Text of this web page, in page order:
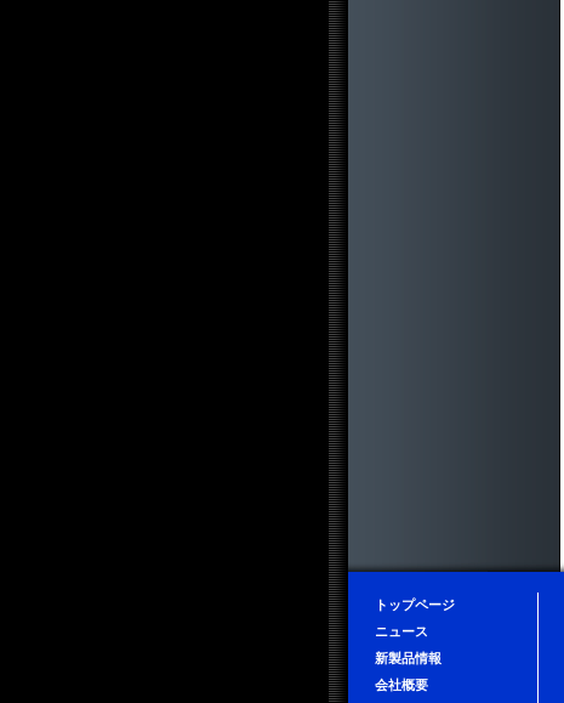
トップページ
ニュース
新製品情報
会社概要